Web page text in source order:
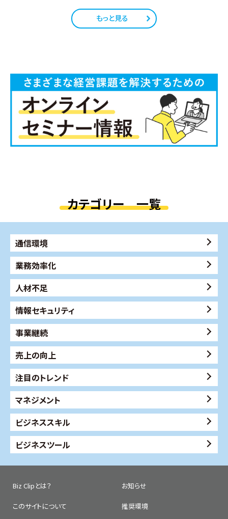
もっと見る
カテゴリー 一覧
通信環境
業務効率化
人材不足
情報セキュリティ
事業継続
売上の向上
注目のトレンド
マネジメント
ビジネススキル
ビジネスツール
Biz Clipとは？ お知らせ
このサイトについて 推奨環境